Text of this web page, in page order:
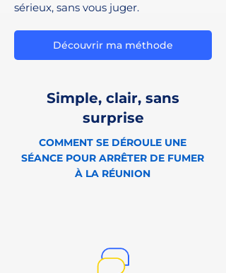
sérieux, sans vous juger.
Découvrir ma méthode
Simple, clair, sans
surprise
COMMENT SE DÉROULE UNE
SÉANCE POUR ARRÊTER DE FUMER
À LA RÉUNION